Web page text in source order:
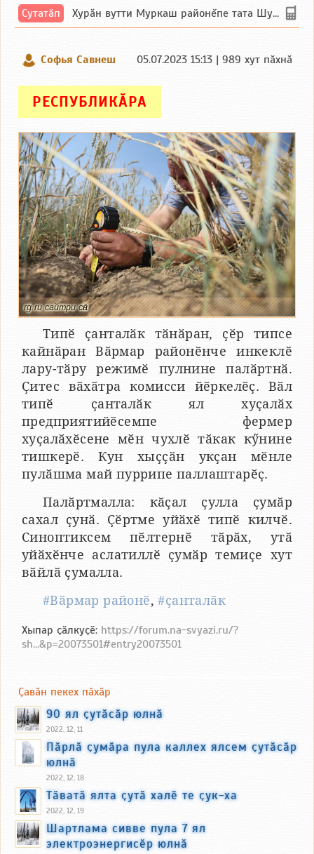
Сутатӑп Хурăн вутти Муркаш районĕпе тата Шупашкар районĕнчи Ишлей тăрăхĕпе сутатăп. Ха...
Софья Савнеш 05.07.2023 15:13 | 989 хут пӑхнӑ
РЕСПУБЛИКӐРА
rg.ru сайтри сӑн
Типӗ ҫанталӑк тӑнӑран, ҫӗр типсе
кайнӑран Вӑрмар районӗнче инкеклӗ
лару-тӑру режимӗ пулнине палӑртнӑ.
Ҫитес вӑхӑтра комисси йӗркелӗҫ. Вӑл
типӗ ҫанталӑк ял хуҫалӑх
предприятийӗсемпе фермер
хуҫалӑхӗсене мӗн чухлӗ тӑкак кӳнине
тишкерӗ. Кун хыҫҫӑн укҫан мӗнле
пулӑшма май пуррипе паллаштарӗҫ.
Палӑртмалла: кӑҫал ҫулла ҫумӑр
сахал ҫунӑ. Ҫӗртме уйӑхӗ типӗ килчӗ.
Синоптиксем пӗлтернӗ тӑрӑх, утӑ
уйӑхӗнче аслатиллӗ ҫумӑр темиҫе хут
вӑйлӑ ҫумалла.
#Вӑрмар районӗ,#ҫанталӑк
Хыпар ҫӑлкуҫӗ: https://forum.na-svyazi.ru/?
sh...&p=20073501#entry20073501
Ҫавӑн пекех пӑхӑр
90 ял ҫутӑсӑр юлнӑ
2022, 12, 11
Пӑрлӑ ҫумӑра пула каллех ялсем ҫутӑсӑр
юлнӑ
2022, 12, 18
Тӑватӑ ялта ҫутӑ халӗ те ҫук-ха
2022, 12, 19
Шартлама сивве пула 7 ял
электроэнергисӗр юлнӑ